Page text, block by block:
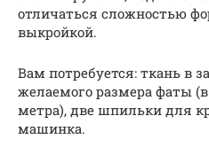
отличаться сложностью
выкройкой.
Вам потребуется: ткань в
желаемого размера фаты
метра), две шпильки для
машинка.